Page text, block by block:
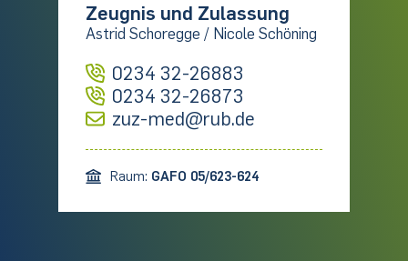
Zeugnis und Zulassung
Astrid Schoregge / Nicole Schöning
0234 32-26883
0234 32-26873
zuz-med@rub.de
Raum: GAFO 05/623-624